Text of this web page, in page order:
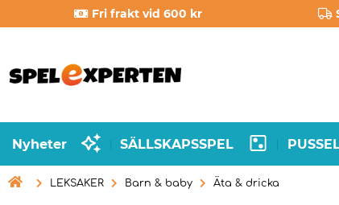
Fri frakt vid 600 kr
Nyheter SÄLLSKAPSSPEL
 LEKSAKER Barn & baby Äta & dricka